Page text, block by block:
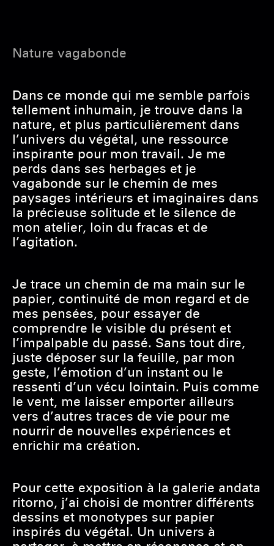
Nature vagabonde
Dans ce monde qui me semble parfois
tellement inhumain, je trouve dans la
nature, et plus particulièrement dans
l’univers du végétal, une ressource
inspirante pour mon travail. Je me
perds dans ses herbages et je
vagabonde sur le chemin de mes
paysages intérieurs et imaginaires dans
la précieuse solitude et le silence de
mon atelier, loin du fracas et de
l’agitation.
Je trace un chemin de ma main sur le
papier, continuité de mon regard et de
mes pensées, pour essayer de
comprendre le visible du présent et
l’impalpable du passé. Sans tout dire,
juste déposer sur la feuille, par mon
geste, l’émotion d’un instant ou le
ressenti d’un vécu lointain. Puis comme
le vent, me laisser emporter ailleurs
vers d’autres traces de vie pour me
nourrir de nouvelles expériences et
enrichir ma création.
Pour cette exposition à la galerie andata
ritorno, j’ai choisi de montrer différents
dessins et monotypes sur papier
inspirés du végétal. Un univers à